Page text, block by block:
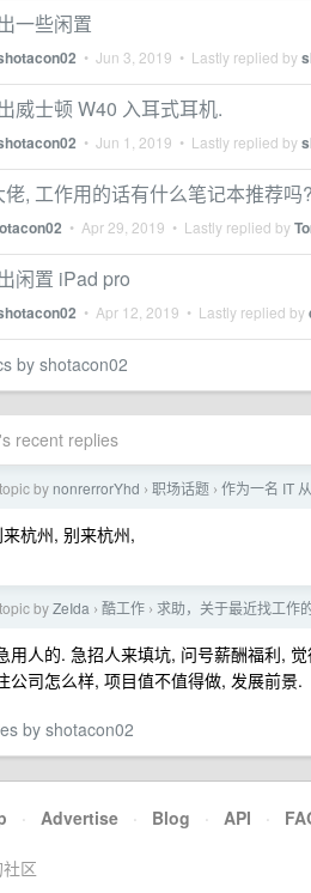
一些闲置
• Jun 3, 2019 • Lastly replied by
威士顿 W40 入耳式耳机.
• Jun 1, 2019 • Lastly replied by
, 工作用的话有什么笔记本推荐吗?
• Apr 29, 2019 • Lastly replied by
闲置 iPad pro
• Apr 12, 2019 • Lastly replied by
by shotacon02
recent replies
by nonrerrorYhd › 职场话题 › 作为一名 IT
杭州, 别来杭州,
byZeIda › 酷工作 › 求助，关于最近找工作
用人的. 急招人来填坑, 问号薪酬福利,
公司怎么样, 项目值不值得做, 发展前景.
by shotacon02
· Advertise · Blog · API ·
区